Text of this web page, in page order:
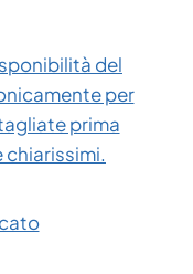
del
per
prima